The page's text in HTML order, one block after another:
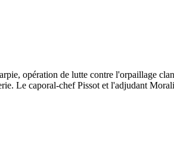
opération de lutte contre l'orpaillage
Le caporal-chef Pissot et l'adjudant